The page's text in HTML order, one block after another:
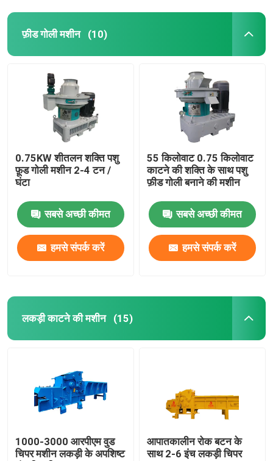
फ़ीड गोली मशीन (10)
0.75KW शीतलन शक्ति पशु
फ़ूड गोली मशीन 2-4 टन /
घंटा
सबसे अच्छी कीमत
हमसे संपर्क करें
55 किलोवाट 0.75 किलोवाट
काटने की शक्ति के साथ पशु
फ़ीड गोली बनाने की मशीन
सबसे अच्छी कीमत
हमसे संपर्क करें
लकड़ी काटने की मशीन (15)
1000-3000 आरपीएम वुड
चिपर मशीन लकड़ी के अपशिष्ट
आपातकालीन रोक बटन के
साथ 2-6 इंच लकड़ी चिपर